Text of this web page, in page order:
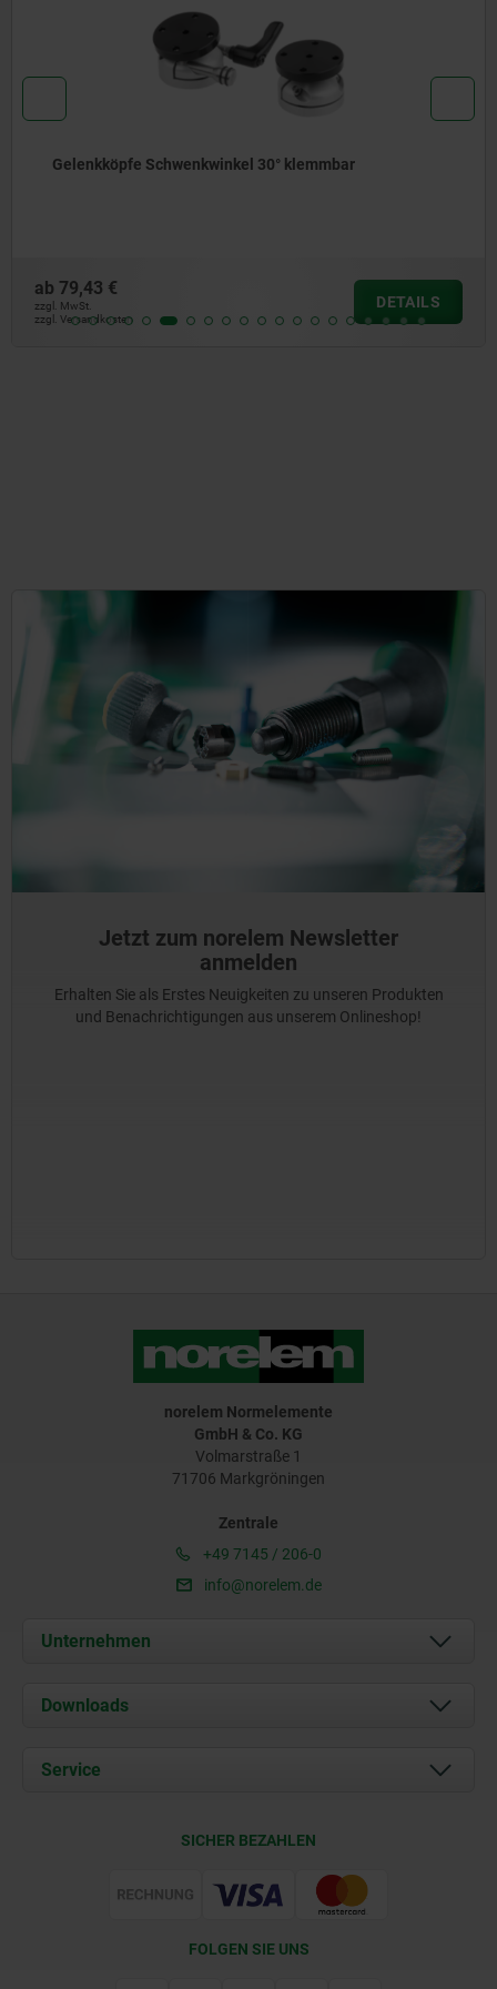
Gelenkköpfe Schwenkwinkel 30° klemmbar
ab 79,43 €
zzgl. MwSt.
zzgl. Versandkosten
DETAILS
Jetzt zum norelem Newsletter
anmelden
Erhalten Sie als Erstes Neuigkeiten zu unseren Produkten
und Benachrichtigungen aus unserem Onlineshop!
norelem Normelemente
GmbH & Co. KG
Volmarstraße 1
71706 Markgröningen
Zentrale
+49 7145 / 206-0
info@norelem.de
Unternehmen
Über uns
Karriere
Downloads
Dokumente
Service
Web Support
SICHER BEZAHLEN
FOLGEN SIE UNS